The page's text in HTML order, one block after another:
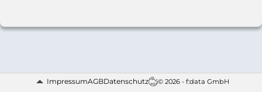
ImpressumAGBDatenschutz © 2026 - f:data GmbH